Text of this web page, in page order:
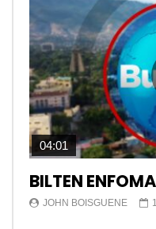
04:01
BILTEN
JOHN BOISGUENE